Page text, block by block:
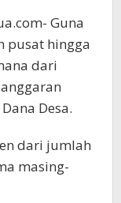
Guna
pusat hingga
dari
Desa.
dari jumlah
masing-